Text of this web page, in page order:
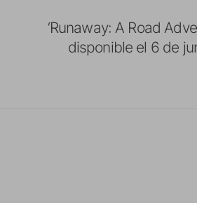
‘Runaway: A Road
disponible el 6 de